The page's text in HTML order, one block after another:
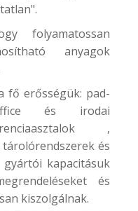
folyamatossan
anyagok
fő erősségük: pad-
és irodai
,
és
kapacitásuk
és
kiszolgálnak.